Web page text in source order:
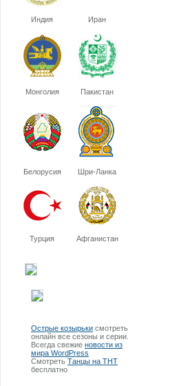
Индия Иран
Монголия Пакистан
Белорусия Шри-Ланка
Турция Афганистан
Острые козырьки смотреть
онлайн все сезоны и серии.
Всегда свежие новости из
мира WordPress
Смотреть Танцы на ТНТ
бесплатно